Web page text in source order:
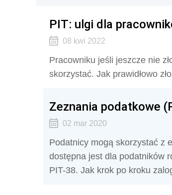
PIT: ulgi dla
08 kwi 2022
Pracowniku jeśli jeszcze nie
skorzystać. Jak prawidłowo
Zeznania podatkowe
02 mar 2020
Podatnicy mogą skorzystać z
dostępna jest dla podatników
PIT-38. Jak krok po kroku